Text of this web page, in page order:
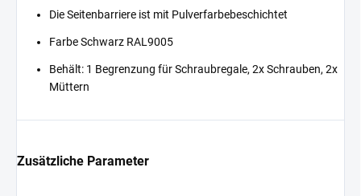
Die Seitenbarriere ist mit Pulverfarbebeschichtet
Farbe Schwarz RAL9005
Behält: 1 Begrenzung für Schraubregale, 2x Schrauben, 2x
Müttern
Zusätzliche Parameter